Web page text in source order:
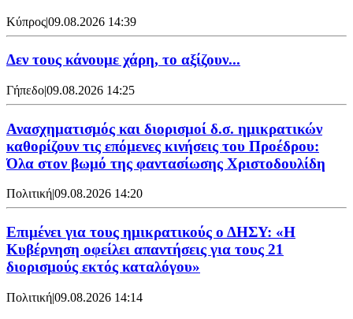
Κύπρος|09.08.2026 14:39
Δεν τους κάνουμε χάρη, το αξίζουν...
Γήπεδο|09.08.2026 14:25
Ανασχηματισμός και διορισμοί δ.σ. ημικρατικών
καθορίζουν τις επόμενες κινήσεις του Προέδρου:
Όλα στον βωμό της φαντασίωσης Χριστοδουλίδη
Πολιτική|09.08.2026 14:20
Επιμένει για τους ημικρατικούς ο ΔΗΣΥ: «Η
Κυβέρνηση οφείλει απαντήσεις για τους 21
διορισμούς εκτός καταλόγου»
Πολιτική|09.08.2026 14:14